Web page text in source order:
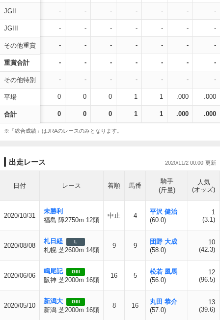
JGII
JGIII
その他重賞
重賞合計
その他特別
平場
合計
- - - - - - -
- - - - - - -
- - - - - - -
- - - - - - -
- - - - - - -
0 0 0 1 1 .000 .000
0 0 0 1 1 .000 .000
※「総合成績」はJRAのレースのみとなります。
出走レース 2020/11/2 00:00
日付 レース 着順 馬番
騎手
(斤量)
人気
(オッズ)
2020/10/31
未勝利
福島 障2750m 12頭
中止 4
平沢 健治
(60.0)
1
(3.1)
2020/08/08
札日経 L
札幌 芝2600m 14頭
9 9
団野 大成
(58.0)
10
(42.3)
2020/06/06
鳴尾記 GIII
阪神 芝2000m 16頭
16 5
松若 風馬
(56.0)
12
(96.5)
2020/05/10
新潟大 GIII
新潟 芝2000m 16頭
8 16
丸田 恭介
(57.0)
13
(39.6)